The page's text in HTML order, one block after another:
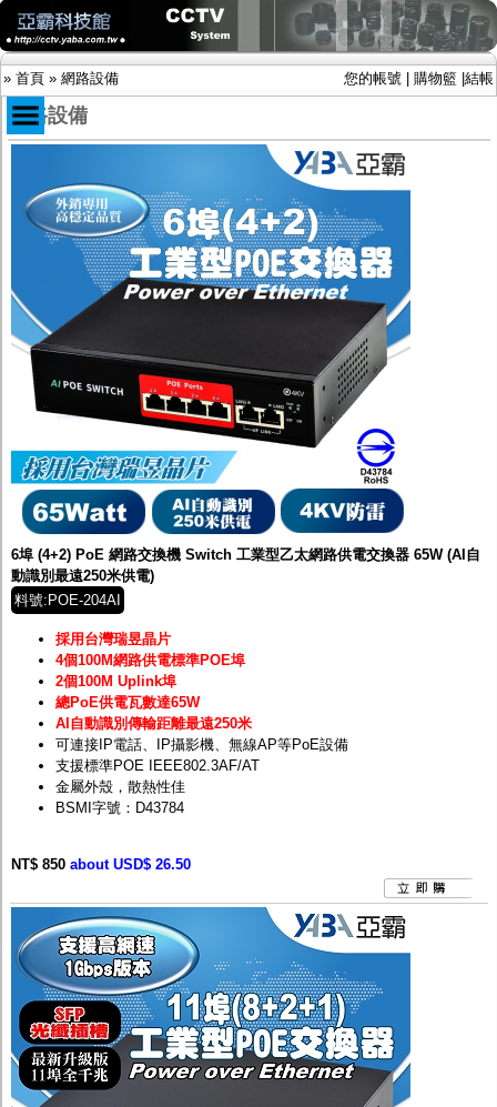
» 首頁 » 網路設備 您的帳號 購物籃 結帳
商品目錄
限時促銷特惠專案
IP網路攝影機及錄放影機
AHD DVR數位錄放影機
AHD半球型(適用屋內)
AHD中小型紅外線攝影機(適用騎樓、室內外)
AHD防護罩型攝影機(適用屋外，紅外線照射
距離遠）
AHD特殊功能型攝影機
旋轉型攝影機.旋轉台
傳統高解析攝影機
鏡頭
防護罩及支架
多路攝影機單軸傳輸
監聽器.麥克風
網路設備
視訊轉換設備
雙絞線傳輸器
雜訊改善器
分配放大器
網路線用水晶頭
網路線
懶人線.同軸線.花線
線頭.插座.延長線.HDMI線
集線盒.防水盒.配線盒
變壓器.避雷器
轉接頭
偽裝嚇阻假監視器. 警示防盜貼紙
行車紀錄器.車用插座配件
網路設備
6埠 (4+2) PoE 網路交換機 Switch 工業型乙太網路供電交換器 65W (AI自
動識別最遠250米供電)
料號:POE-204AI
採用台灣瑞昱晶片
4個100M網路供電標準POE埠
2個100M Uplink埠
總PoE供電瓦數達65W
AI自動識別傳輸距離最遠250米
可連接IP電話、IP攝影機、無線AP等PoE設備
支援標準POE IEEE802.3AF/AT
金屬外殼，散熱性佳
BSMI字號：D43784
NT$ 850 about USD$ 26.50